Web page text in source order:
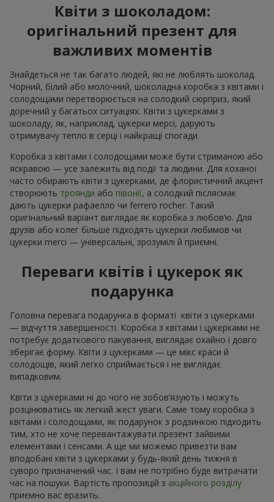
Квіти з шоколадом:
оригінальний презент для
важливих моментів
Знайдеться не так багато людей, які не люблять шоколад.
Чорний, білий або молочний, шоколадна коробка з квітами і
солодощами перетворюється на солодкий сюрприз, який
доречний у багатьох ситуаціях. Квіти з цукерками з
шоколаду, як, наприклад, цукерки мерсі, дарують
отримувачу тепло в серці і найкращі спогади.
Коробка з квітами і солодощами може бути стриманою або
яскравою — усе залежить від події та людини. Для коханої
часто обирають квіти з цукерками, де флористичний акцент
створюють троянди або півонії, а солодкий післясмак
дають цукерки рафаелло чи ferrero rocher. Такий
оригінальний варіант виглядає як коробка з любов’ю. Для
друзів або колег більше підходять цукерки любимов чи
цукерки merci — універсальні, зрозумілі й приємні.
Переваги квітів і цукерок як
подарунка
Головна перевага подарунка в форматі квіти з цукерками
— відчуття завершеності. Коробка з квітами і цукерками не
потребує додаткового пакування, виглядає охайно і довго
зберігає форму. Квіти з цукерками — це мікс краси й
солодощів, який легко сприймається і не виглядає
випадковим.
Квіти з цукерками ні до чого не зобов’язують і можуть
розцінюватись як легкий жест уваги. Саме тому коробка з
квітами і солодощами, як подарунок з родзинкою підходить
тим, хто не хоче перевантажувати презент зайвими
елементами і сенсами. А ще ми можемо привезти вам
вподобані квіти з цукерками у будь-який день тижня в
суворо призначений час. І вам не потрібно буде витрачати
час на пошуки. Вартість пропозицій з акційного розділу
приємно вас вразить.